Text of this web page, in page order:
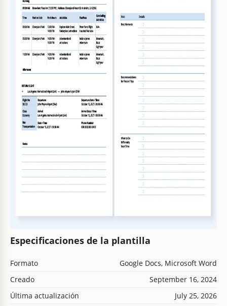
Especificaciones de la plantilla
Formato
Google Docs, Microsoft Word
Creado
September 16, 2024
Última actualización
July 25, 2026